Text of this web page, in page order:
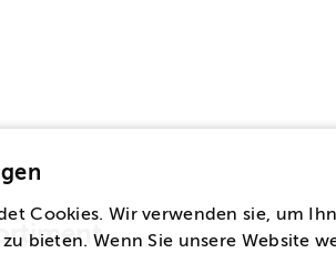
Cookies. Wir verwenden sie, um
bieten. Wenn Sie unsere Website